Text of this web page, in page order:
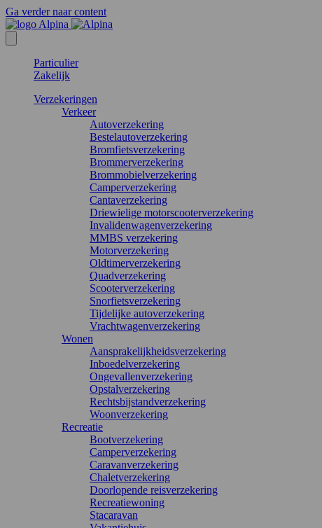
Ga verder naar content
Particulier
Zakelijk
Verzekeringen
Verkeer
Autoverzekering
Bestelautoverzekering
Bromfietsverzekering
Brommerverzekering
Brommobielverzekering
Camperverzekering
Cantaverzekering
Driewielige motorscooterverzekering
Invalidenwagenverzekering
MMBS verzekering
Motorverzekering
Oldtimerverzekering
Quadverzekering
Scooterverzekering
Snorfietsverzekering
Tijdelijke autoverzekering
Vrachtwagenverzekering
Wonen
Aansprakelijkheidsverzekering
Inboedelverzekering
Ongevallenverzekering
Opstalverzekering
Rechtsbijstandverzekering
Woonverzekering
Recreatie
Bootverzekering
Camperverzekering
Caravanverzekering
Chaletverzekering
Doorlopende reisverzekering
Recreatiewoning
Stacaravan